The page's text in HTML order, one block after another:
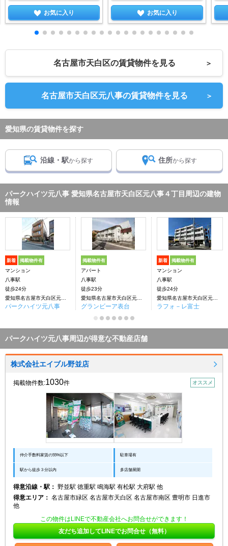
お気に入り お気に入り
名古屋市天白区の賃貸物件を見る ＞
名古屋市天白区元八事の賃貸物件を見る ＞
愛知県の賃貸物件を探す
沿線・駅から探す 住所から探す
パークハイツ元八事 愛知県名古屋市天白区元八事４丁目周辺の建物
情報
新着 掲載物件有
マンション
八事駅
徒歩24分
パークハイツ元八事
掲載物件有
アパート
八事駅
徒歩23分
グランビーア表台
新着 掲載物件有
マンション
八事駅
徒歩24分
ラフォ－レ富士
パークハイツ元八事周辺が得意な不動産店舗
株式会社エイブル野並店
掲載物件数:1030件 オススメ
仲介手数料家賃の55%以下 駐車場有
駅から徒歩３分以内 多店舗展開
得意沿線・駅： 野並駅 徳重駅 鳴海駅 有松駅 大府駅 他
得意エリア： 名古屋市緑区 名古屋市天白区 名古屋市南区 豊明市 日進市
他
この物件はLINEで不動産会社へお問合せができます！
友だち追加してLINEでお問合せ（無料）